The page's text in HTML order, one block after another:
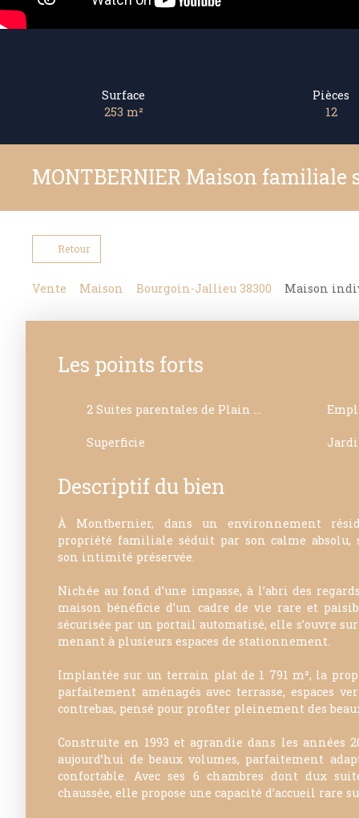
Surface
253 m²
Pièces
12
MONTBERNIER Maison familiale
Retour
Vente Maison Bourgoin-Jallieu 38300 Maison
Les points forts
2 Suites parentales de Plain pied
Superficie
Descriptif du bien
À Montbernier, dans un environnement
propriété familiale séduit par son calme absolu,
son intimité préservée.
Nichée au fond d’une impasse, à l’abri des
maison bénéficie d’un cadre de vie rare et
sécurisée par un portail automatisé, elle s’ouvre
menant à plusieurs espaces de stationnement.
Implantée sur un terrain plat de 1 791 m², la
parfaitement aménagés avec terrasse, espaces
contrebas, pensé pour profiter pleinement des
Construite en 1993 et agrandie dans les années
aujourd’hui de beaux volumes, parfaitement
confortable. Avec ses 6 chambres dont dux
chaussée, elle propose une capacité d’accueil rare